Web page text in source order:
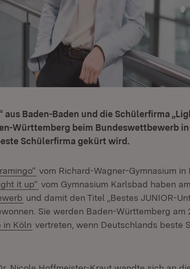
aus Baden-Baden und die Schülerfirma
Württemberg beim Bundeswettbewerb
Schülerfirma gekürt wird.
(Öffnet in neuem Fenster)
vom Richard-Wagner-Gymnasium in
it up“ (Öffnet in neuem Fenster)
vom Gymnasium Karlsbad haben
(Öffnet in neuem Fenster)
und damit den Titel „Bestes JUNIOR-
Sie werden Baden-Württemberg am
in Köln (Öffnet in neuem Fenster)
vertreten, wenn Deutschlands beste